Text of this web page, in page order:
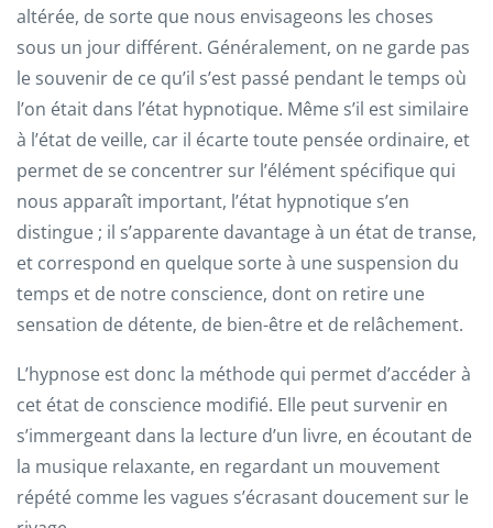
altérée, de sorte que nous envisageons les choses
sous un jour différent. Généralement, on ne garde pas
le souvenir de ce qu’il s’est passé pendant le temps où
l’on était dans l’état hypnotique. Même s’il est similaire
à l’état de veille, car il écarte toute pensée ordinaire, et
permet de se concentrer sur l’élément spécifique qui
nous apparaît important, l’état hypnotique s’en
distingue ; il s’apparente davantage à un état de transe,
et correspond en quelque sorte à une suspension du
temps et de notre conscience, dont on retire une
sensation de détente, de bien-être et de relâchement.
L’hypnose est donc la méthode qui permet d’accéder à
cet état de conscience modifié. Elle peut survenir en
s’immergeant dans la lecture d’un livre, en écoutant de
la musique relaxante, en regardant un mouvement
répété comme les vagues s’écrasant doucement sur le